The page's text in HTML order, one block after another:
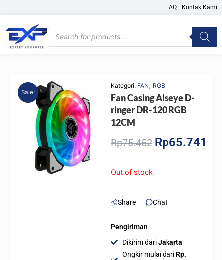
content
FAQ Kontak Kami
Products
search
Sale!
Kategori: FAN, RGB
Fan Casing Alseye D-
ringer DR-120 RGB
12CM
Rp75.452 Original
Rp65.741
Out of stock
Share Chat
Pengiriman
Dikirim dariJakarta
Ongkir mulai dariRp.